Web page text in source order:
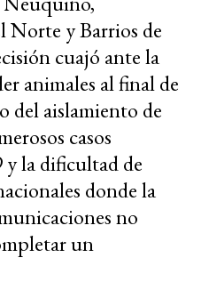
Norte y Barrios de
cuajó ante la
animales al final de
del aislamiento de
casos
la dificultad de
donde la
no
un